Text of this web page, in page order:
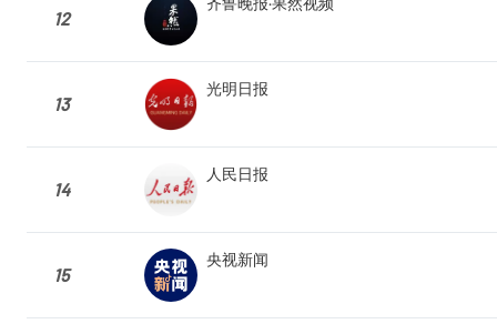
12
13
光明日报
14
人民日报
15
央视新闻